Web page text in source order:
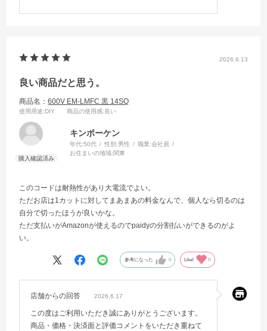
2026.6.13
良い商品だと思う。
商品名：600V EM-LMFC 黒 14SQ
使用用途:DIY 商品の使用感:良い
キンポーケン
年代:50代 性別:男性 職業:会社員
お住まいの地域:関東
このコードは耐熱性があり大電流でよい。
ただお店は1カットに対してまあまあの料金なんで、個人なら切るのは
自分で切ったほうが良いかな。
ただ支払いがAmazonが使えるのでpaidyの分割払いができるのがよ
い。
参考になった 0 Like! 0
店舗からの回答 2026.6.17
この度はご利用いただき誠にありがとうございます。
商品・価格・決済面と評価コメントをいただき重ねて